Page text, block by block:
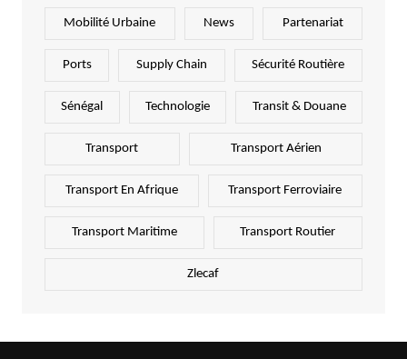
Mobilité Urbaine News Partenariat
Ports Supply Chain Sécurité Routière
Sénégal Technologie Transit & Douane
Transport Transport Aérien
Transport En Afrique Transport Ferroviaire
Transport Maritime Transport Routier
Zlecaf